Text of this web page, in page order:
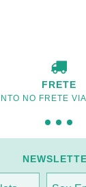
FRETE
NO FRETE